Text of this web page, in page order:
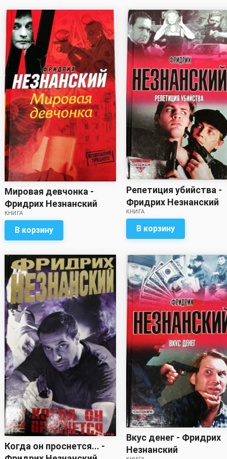
Мировая девчонка -
Фридрих Незнанский
КНИГА
В корзину
Репетиция убийства -
Фридрих Незнанский
КНИГА
В корзину
Когда он проснется... -
Вкус денег - Фридрих
Незнанский